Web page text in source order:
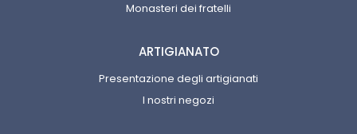
Monasteri dei fratelli
ARTIGIANATO
Presentazione degli artigianati
I nostri negozi